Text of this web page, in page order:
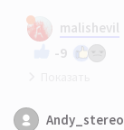
malishevil
-9
Благодарю!
Andy_stereo